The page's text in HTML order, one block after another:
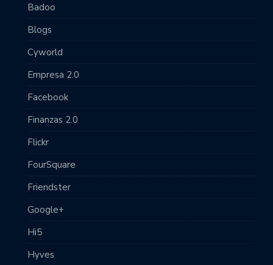
Badoo
Blogs
Cyworld
Empresa 2.0
Facebook
Finanzas 2.0
Flickr
FourSquare
Friendster
Google+
Hi5
Hyves